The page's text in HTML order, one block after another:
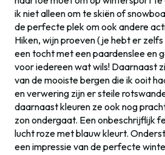
ik niet alleen om te skiën of
de perfecte plek om ook andere
Hiken, wijn proeven (je hebt er zelfs
een tocht met een paardenslee en
voor iedereen wat wils! Daarnaast
van de mooiste bergen die ik ooit
en verwering zijn er steile
daarnaast kleuren ze ook nog
zon ondergaat. Een onbeschrijflijk
lucht roze met blauw kleurt.
een impressie van de perfecte